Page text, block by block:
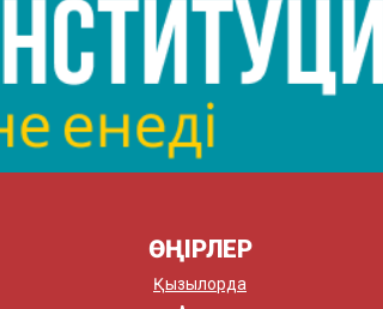
ӨҢІРЛЕР
Қызылорда